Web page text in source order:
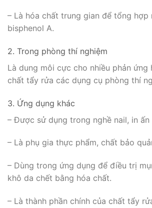
– Là hóa chất trung gian để tổng hợp
bisphenol A.
2. Trong phòng thí nghiệm
Là dung môi cực cho nhiều phản ứng
chất tẩy rửa các dụng cụ phòng thí
3. Ứng dụng khác
– Được sử dụng trong nghề nail, in ấn
– Là phụ gia thực phẩm, chất bảo
– Dùng trong ứng dụng để điều trị
khô da chết bằng hóa chất.
– Là thành phần chính của chất tẩy